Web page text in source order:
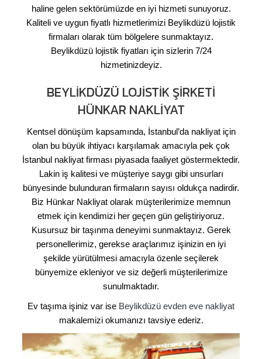
haline gelen sektörümüzde en iyi hizmeti sunuyoruz.
Kaliteli ve uygun fiyatlı hizmetlerimizi Beylikdüzü lojistik
firmaları olarak tüm bölgelere sunmaktayız.
Beylikdüzü lojistik fiyatları için sizlerin 7/24
hizmetinizdeyiz.
BEYLIKDÜZÜ LOJISTIK ŞIRKETI
HÜNKAR NAKLIYAT
Kentsel dönüşüm kapsamında, İstanbul’da nakliyat için
olan bu büyük ihtiyacı karşılamak amacıyla pek çok
İstanbul nakliyat firması piyasada faaliyet göstermektedir.
Lakin iş kalitesi ve müşteriye saygı gibi unsurları
bünyesinde bulunduran firmaların sayısı oldukça nadirdir.
Biz Hünkar Nakliyat olarak müşterilerimize memnun
etmek için kendimizi her geçen gün geliştiriyoruz.
Kusursuz bir taşınma deneyimi sunmaktayız. Gerek
personellerimiz, gerekse araçlarımız işinizin en iyi
şekilde yürütülmesi amacıyla özenle seçilerek
bünyemize ekleniyor ve siz değerli müşterilerimize
sunulmaktadır.
Ev taşıma işiniz var ise Beylikdüzü evden eve nakliyat
makalemizi okumanızı tavsiye ederiz.